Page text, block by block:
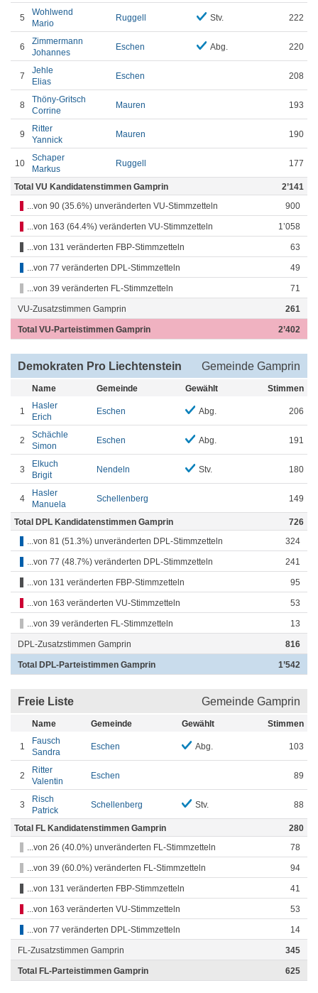
5
Wohlwend
Mario
Ruggell Stv. 222
6
Zimmermann
Johannes
Eschen Abg. 220
7
Jehle
Elias
Eschen 208
8
Thöny-Gritsch
Corrine
Mauren 193
9
Ritter
Yannick
Mauren 190
10
Schaper
Markus
Ruggell 177
Total VU Kandidatenstimmen Gamprin
2’141
...von 90 (35.6%) unveränderten VU-Stimmzetteln
900
...von 163 (64.4%) veränderten VU-Stimmzetteln 1’058
...von 131 veränderten FBP-Stimmzetteln 63
...von 77 veränderten DPL-Stimmzetteln 49
...von 39 veränderten FL-Stimmzetteln 71
VU-Zusatzstimmen Gamprin 261
Total VU-Parteistimmen Gamprin 2’402
Demokraten Pro Liechtenstein Gemeinde Gamprin
Name Gemeinde Gewählt Stimmen
1
Hasler
Erich
Eschen Abg. 206
2
Schächle
Simon
Eschen Abg. 191
3
Elkuch
Brigit
Nendeln Stv. 180
4
Hasler
Manuela
Schellenberg 149
Total DPL Kandidatenstimmen Gamprin
726
...von 81 (51.3%) unveränderten DPL-Stimmzetteln
324
...von 77 (48.7%) veränderten DPL-Stimmzetteln 241
...von 131 veränderten FBP-Stimmzetteln 95
...von 163 veränderten VU-Stimmzetteln 53
...von 39 veränderten FL-Stimmzetteln 13
DPL-Zusatzstimmen Gamprin 816
Total DPL-Parteistimmen Gamprin 1’542
Freie Liste Gemeinde Gamprin
Name Gemeinde Gewählt Stimmen
1
Fausch
Sandra
Eschen Abg. 103
2
Ritter
Valentin
Eschen 89
3
Risch
Patrick
Schellenberg Stv. 88
Total FL Kandidatenstimmen Gamprin
280
...von 26 (40.0%) unveränderten FL-Stimmzetteln
78
...von 39 (60.0%) veränderten FL-Stimmzetteln 94
...von 131 veränderten FBP-Stimmzetteln 41
...von 163 veränderten VU-Stimmzetteln 53
...von 77 veränderten DPL-Stimmzetteln 14
FL-Zusatzstimmen Gamprin 345
Total FL-Parteistimmen Gamprin 625